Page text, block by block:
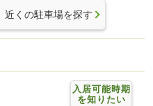
近くの駐車場を探す
入居可能時期
を知りたい